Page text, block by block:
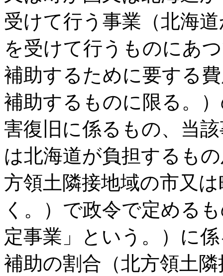
受けて行う事業（北海
を受けて行うものにあ
補助するために要する
補助するものに限る。
害復旧に係るもの、当
は北海道が負担するも
方領土隣接地域の市又
く。）で政令で定める
定事業」という。）に
補助の割合（北方領土